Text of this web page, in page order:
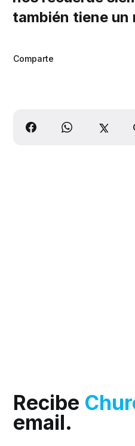
también tiene
Comparte
Recibe
email.